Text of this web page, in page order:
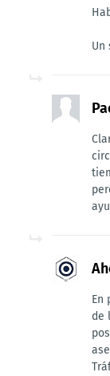
Un
En
de